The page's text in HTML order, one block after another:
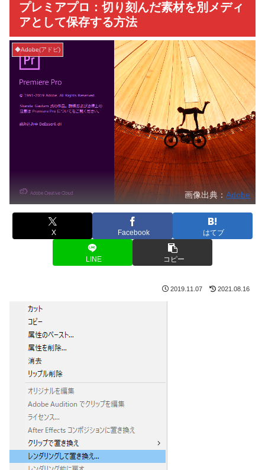
プレミアプロ：切り刻んだ素材を別メディ
アとして保存する方法
◆Adobe(アドビ)
画像出典：Adobe
X Facebook はてブ
LINE コピー
2019.11.07 2021.08.16